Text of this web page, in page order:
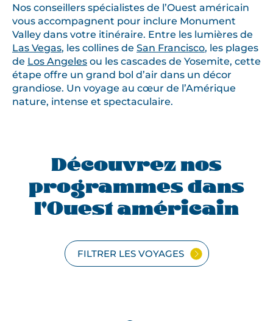
Nos conseillers spécialistes de l’Ouest américain
vous accompagnent pour inclure Monument
Valley dans votre itinéraire. Entre les lumières de
Las Vegas, les collines de San Francisco, les plages
de Los Angeles ou les cascades de Yosemite, cette
étape offre un grand bol d’air dans un décor
grandiose. Un voyage au cœur de l’Amérique
nature, intense et spectaculaire.
Découvrez nos
programmes dans
l'Ouest américain
FILTRER LES VOYAGES